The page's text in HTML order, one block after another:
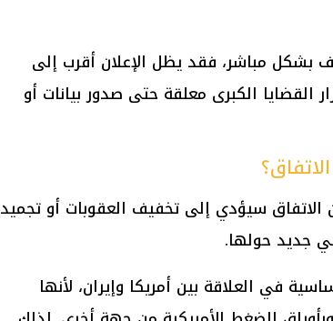
بشكل مباشر، فقد يظل الإعلان أقرب إلى
الكبرى معلقة حتى صدور بيانات أو
الاتفاق سيؤدي إلى تخفيف العقوبات أو تجميد
جديد حولها.
في العلاقة بين أمريكا وإيران، لأنها